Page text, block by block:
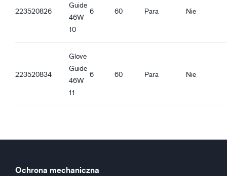
223520826
Guide
46W
10
6 60 Para Nie
223520834
Glove
Guide
46W
11
6 60 Para Nie
Ochrona mechaniczna